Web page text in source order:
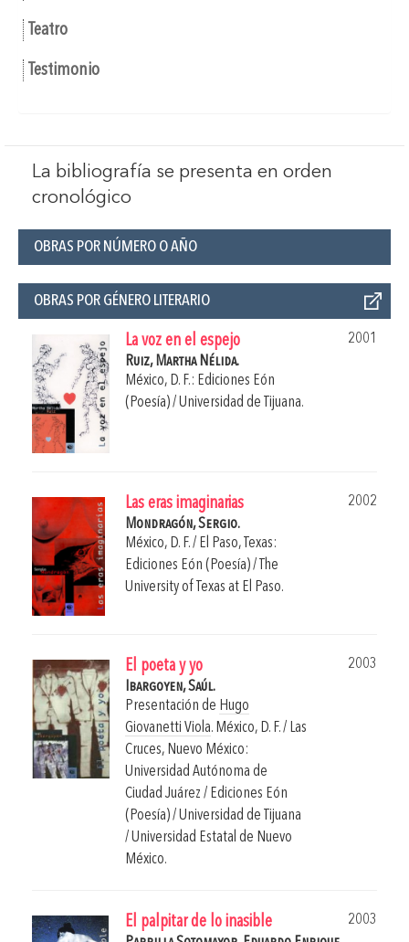
Teatro
Testimonio
La bibliografía se presenta en orden
cronológico
OBRAS POR NÚMERO O AÑO
OBRAS POR GÉNERO LITERARIO
La voz en el espejo
2001
Ruiz, Martha Nélida.
México, D. F.: Ediciones Eón
(Poesía) / Universidad de Tijuana.
Las eras imaginarias
2002
Mondragón, Sergio.
México, D. F. / El Paso, Texas:
Ediciones Eón (Poesía) / The
University of Texas at El Paso.
El poeta y yo
2003
Ibargoyen, Saúl.
Presentación de Hugo
Giovanetti Viola. México, D. F. / Las
Cruces, Nuevo México:
Universidad Autónoma de
Ciudad Juárez / Ediciones Eón
(Poesía) / Universidad de Tijuana
/ Universidad Estatal de Nuevo
México.
El palpitar de lo inasible
2003